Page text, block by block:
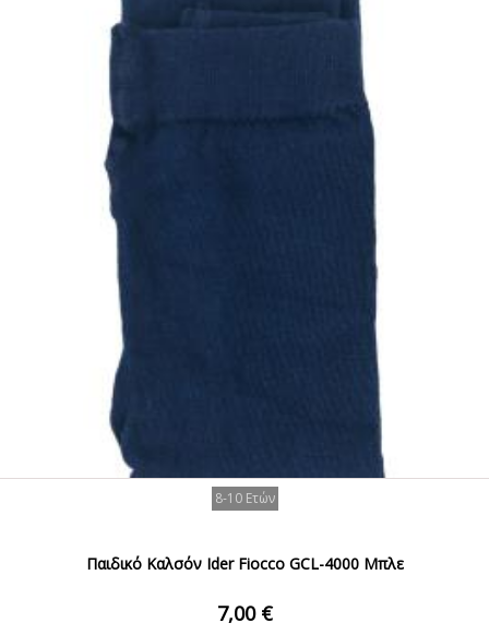
8-10 Ετών
Παιδικό Καλσόν Ider Fiocco GCL-4000 Μπλε
7,00 €